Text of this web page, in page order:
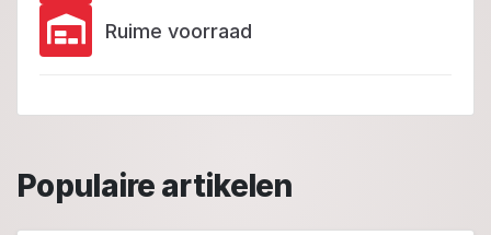
Ruime voorraad
Populaire artikelen